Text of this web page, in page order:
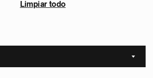
Limpiar todo
Sort